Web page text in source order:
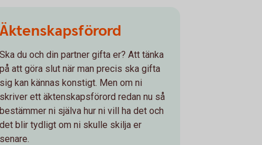
Äktenskapsförord
Ska du och din partner gifta er? Att tänka
på att göra slut när man precis ska gifta
sig kan kännas konstigt. Men om ni
skriver ett äktenskapsförord redan nu så
bestämmer ni själva hur ni vill ha det och
det blir tydligt om ni skulle skilja er
senare.